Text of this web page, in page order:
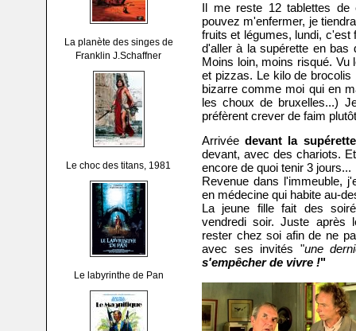
La planète des singes de
Franklin J.Schaffner
Le choc des titans, 1981
Le labyrinthe de Pan
Il me reste 12 tablettes de
pouvez m'enfermer, je
fruits et légumes, lundi, c'est
d'aller à la supérette en
Moins loin, moins risqué.
et pizzas. Le kilo de
bizarre comme moi qui en
les choux de bruxelles...)
préfèrent crever de faim
Arrivéedevant la
devant, avec des chariots.
encore de quoi tenir 3 jours...
Revenue dans l'immeuble,
en médecine qui habite au-
La jeune fille fait des
vendredi soir. Juste après
rester chez soi afin de ne
avec ses invités "une
s'empêcher de vivre !"